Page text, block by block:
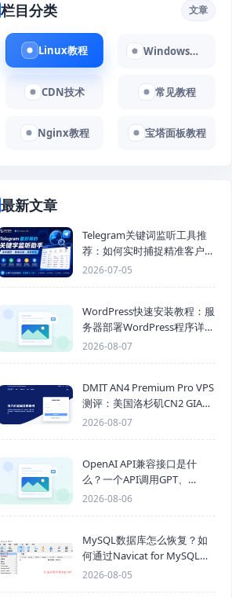
栏目分类 文章
Linux教程 Windows教程
CDN技术 常见教程
Nginx教程 宝塔面板教程
最新文章
Telegram关键词监听工具推
荐：如何实时捕捉精准客户，
提高获客效率？
2026-07-05
WordPress快速安装教程：服
务器部署WordPress程序详细
步骤
2026-08-07
DMIT AN4 Premium Pro VPS
测评：美国洛杉矶CN2 GIA三
网优化线路性能测试
2026-08-07
OpenAI API兼容接口是什
么？一个API调用GPT、
Claude、Gemini、DeepSeek
2026-08-06
MySQL数据库怎么恢复？如
何通过Navicat for MySQL导
入SQL备份文件
2026-08-05